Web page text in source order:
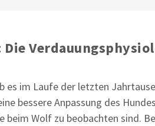
es im Laufe der letzten
bessere Anpassung des
beim Wolf zu beobachten sind.